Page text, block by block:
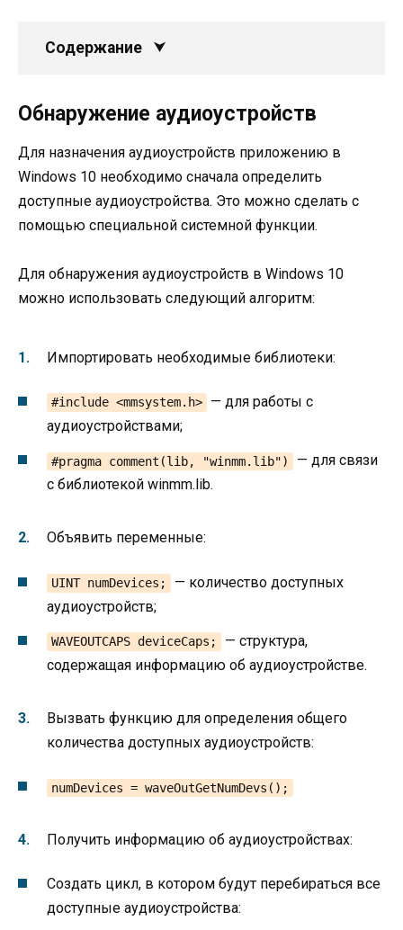
Содержание
Обнаружение аудиоустройств
Для назначения аудиоустройств приложению в
Windows 10 необходимо сначала определить
доступные аудиоустройства. Это можно сделать с
помощью специальной системной функции.
Для обнаружения аудиоустройств в Windows 10
можно использовать следующий алгоритм:
Импортировать необходимые библиотеки:
#include <mmsystem.h>
— для работы с
аудиоустройствами;
#pragma comment(lib, "winmm.lib")
— для связи
с библиотекой winmm.lib.
Объявить переменные:
UINT numDevices;
— количество доступных
аудиоустройств;
WAVEOUTCAPS deviceCaps;
— структура,
содержащая информацию об аудиоустройстве.
Вызвать функцию для определения общего
количества доступных аудиоустройств:
numDevices = waveOutGetNumDevs();
Получить информацию об аудиоустройствах:
Создать цикл, в котором будут перебираться все
доступные аудиоустройства: